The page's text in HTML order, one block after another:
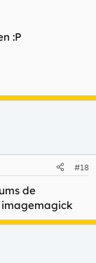
:P
#18
de
imagemagick